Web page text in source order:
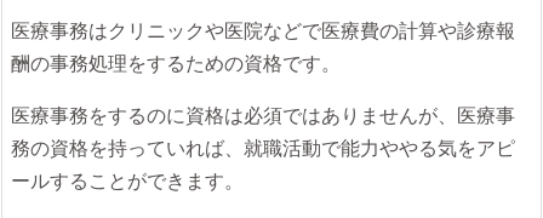
医療事務はクリニックや医院などで医療費の計算や診療報
酬の事務処理をするための資格です。
医療事務をするのに資格は必須ではありませんが、医療事
務の資格を持っていれば、就職活動で能力ややる気をアピ
ールすることができます。